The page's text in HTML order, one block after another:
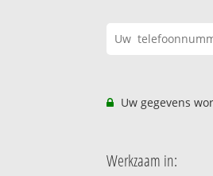
Uw gegevens
Werkzaam in: